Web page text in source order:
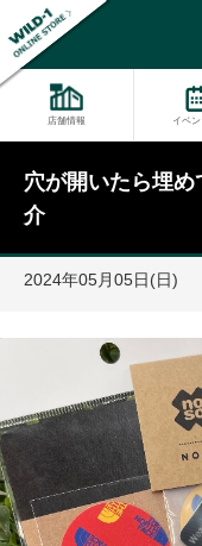
店舗情報 イベ
穴が開いたら埋
介
2024年05月05日(日)